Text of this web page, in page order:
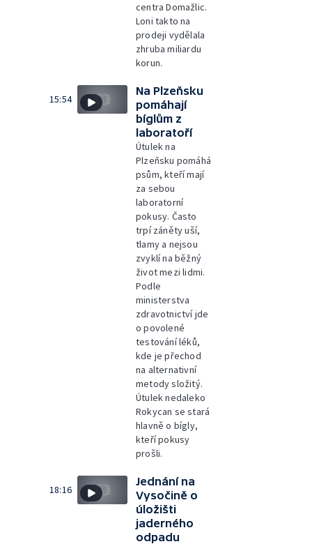
centra Domažlic.
Loni takto na
prodeji vydělala
zhruba miliardu
korun.
15:54
Na Plzeňsku
pomáhají
bíglům z
laboratoří
Útulek na
Plzeňsku pomáhá
psům, kteří mají
za sebou
laboratorní
pokusy. Často
trpí záněty uší,
tlamy a nejsou
zvyklí na běžný
život mezi lidmi.
Podle
ministerstva
zdravotnictví jde
o povolené
testování léků,
kde je přechod
na alternativní
metody složitý.
Útulek nedaleko
Rokycan se stará
hlavně o bígly,
kteří pokusy
prošli.
18:16
Jednání na
Vysočině o
úložišti
jaderného
odpadu